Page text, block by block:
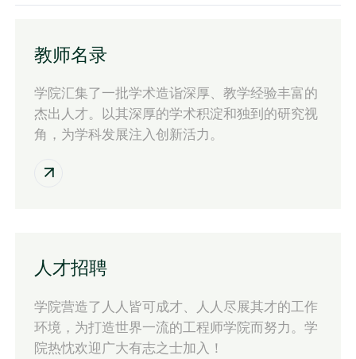
教师名录
学院汇集了一批学术造诣深厚、教学经验丰富的
杰出人才。以其深厚的学术积淀和独到的研究视
角，为学科发展注入创新活力。
人才招聘
学院营造了人人皆可成才、人人尽展其才的工作
环境，为打造世界一流的工程师学院而努力。学
院热忱欢迎广大有志之士加入！